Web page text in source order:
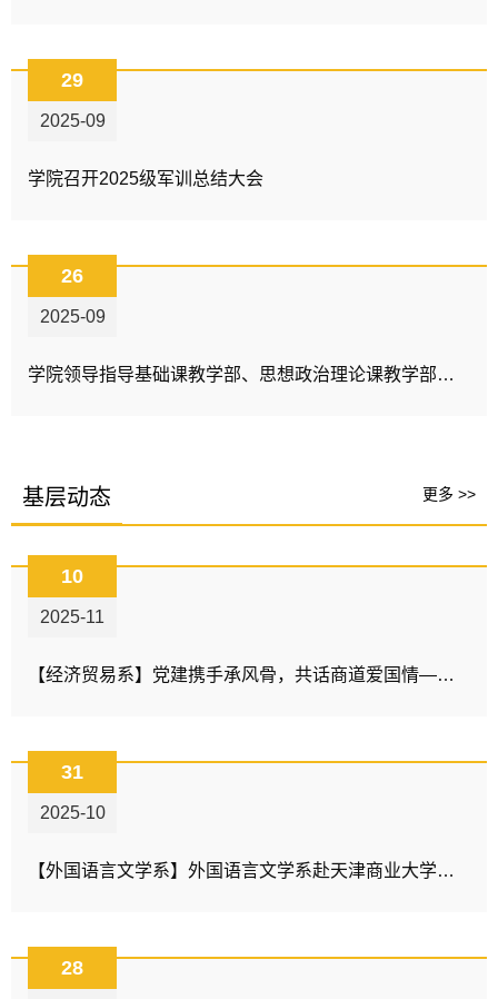
29
2025-09
学院召开2025级军训总结大会
26
2025-09
学院领导指导基础课教学部、思想政治理论课教学部工作
基层动态 更多 >>
10
2025-11
【经济贸易系】党建携手承风骨，共话商道爱国情——经济贸易系与天津商业大学财政系联合开展思政共建活动
31
2025-10
【外国语言文学系】外国语言文学系赴天津商业大学调研区域国别研究院建设工作
28